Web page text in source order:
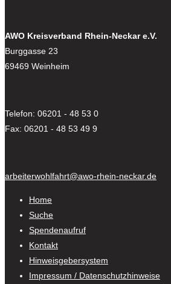
AWO Kreisverband Rhein-Neckar e.V.
Burggasse 23
69469 Weinheim
Telefon: 06201 - 48 53 0
Fax: 06201 - 48 53 49 9
arbeiterwohlfahrt@awo-rhein-neckar.de
Home
Suche
Spendenaufruf
Kontakt
Hinweisgebersystem
Impressum / Datenschutzhinweise